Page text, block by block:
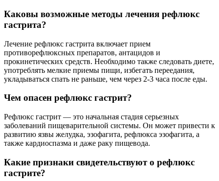
Каковы возможные методы лечения рефлюкс
гастрита?
Лечение рефлюкс гастрита включает прием
противорефлюксных препаратов, антацидов и
прокинетических средств. Необходимо также следовать диете,
употреблять мелкие приемы пищи, избегать переедания,
укладываться спать не раньше, чем через 2-3 часа после еды.
Чем опасен рефлюкс гастрит?
Рефлюкс гастрит — это начальная стадия серьезных
заболеваний пищеварительной системы. Он может привести к
развитию язвы желудка, эзофагита, рефлюкса эзофагита, а
также кардиоспазма и даже раку пищевода.
Какие признаки свидетельствуют о рефлюкс
гастрите?